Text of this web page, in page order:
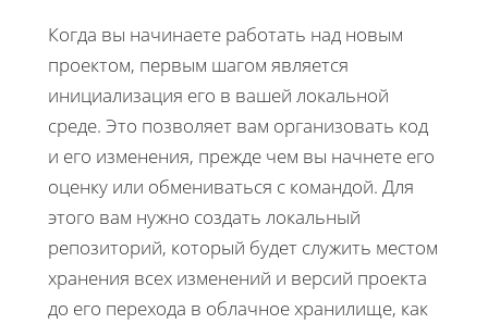
Когда вы начинаете работать над новым
проектом, первым шагом является
инициализация его в вашей локальной
среде. Это позволяет вам организовать код
и его изменения, прежде чем вы начнете его
оценку или обмениваться с командой. Для
этого вам нужно создать локальный
репозиторий, который будет служить местом
хранения всех изменений и версий проекта
до его перехода в облачное хранилище, как